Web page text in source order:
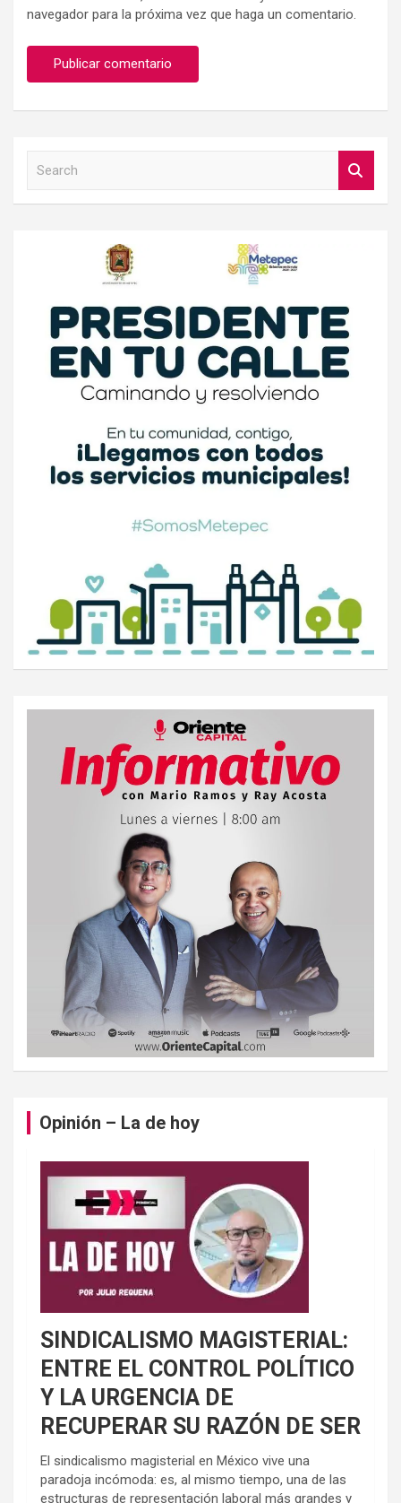
navegador para la próxima vez que haga un comentario.
Opinión – La de hoy
SINDICALISMO MAGISTERIAL:
ENTRE EL CONTROL POLÍTICO
Y LA URGENCIA DE
RECUPERAR SU RAZÓN DE SER
El sindicalismo magisterial en México vive una
paradoja incómoda: es, al mismo tiempo, una de las
estructuras de representación laboral más grandes y